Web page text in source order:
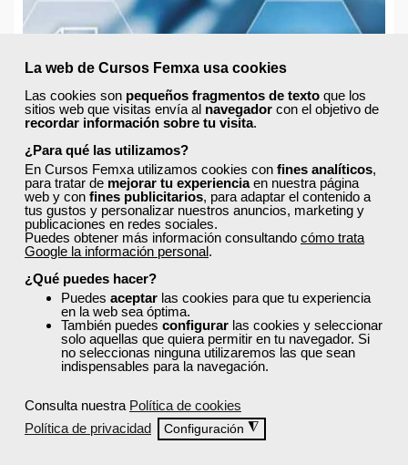
La web de Cursos Femxa usa cookies
Las cookies son pequeños fragmentos de texto que los
sitios web que visitas envía al navegador con el objetivo de
recordar información sobre tu visita.
¿Para qué las utilizamos?
En Cursos Femxa utilizamos cookies con fines analíticos,
para tratar de mejorar tu experienciaen nuestra página
web y con fines publicitarios, para adaptar el contenido a
tus gustos y personalizar nuestros anuncios, marketing y
publicaciones en redes sociales.
Puedes obtener más información consultando cómo trata
Google la información personal.
¿Qué puedes hacer?
Puedes aceptar las cookies para que tu experiencia
en la web sea óptima.
También puedes configurar las cookies y seleccionar
solo aquellas que quiera permitir en tu navegador. Si
no seleccionas ninguna utilizaremos las que sean
indispensables para la navegación.
Consulta nuestra Política de cookies
Política de privacidad
Configuración ◮
¿Qué es un software ERP y para qué sirve?
Jueves, 19 Julio 2018 10:30
Escrito por SergioML